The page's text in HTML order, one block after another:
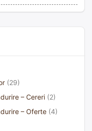
(29)
– Cereri (2)
– Oferte (4)